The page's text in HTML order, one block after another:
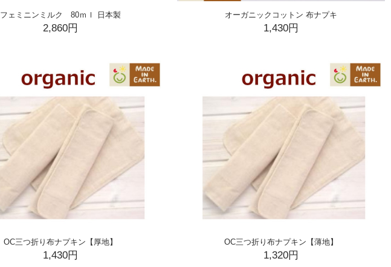
フェミニンミルク 80ｍｌ 日本製
2,860円
オーガニックコットン 布ナプキ
1,430円
OC三つ折り布ナプキン【厚地】
1,430円
OC三つ折り布ナプキン【薄地】
1,320円